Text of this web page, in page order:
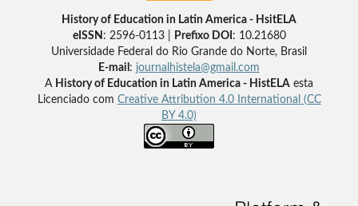
History of Education in Latin America - HsitELA
eISSN : 2596-0113 | Prefixo DOI : 10.21680
Universidade Federal do Rio Grande do Norte, Brasil
E-mail : journalhistela@gmail.com
A History of Education in Latin America - HistELA esta
Licenciado com Creative Attribution 4.0 International (CC
BY 4.0)